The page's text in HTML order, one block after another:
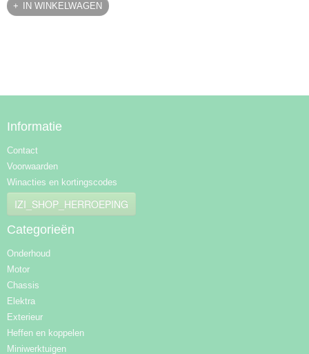
IN WINKELWAGEN
Informatie
Contact
Voorwaarden
Winacties en kortingscodes
IZI_SHOP_HERROEPING
Categorieën
Onderhoud
Motor
Chassis
Elektra
Exterieur
Heffen en koppelen
Miniwerktuigen